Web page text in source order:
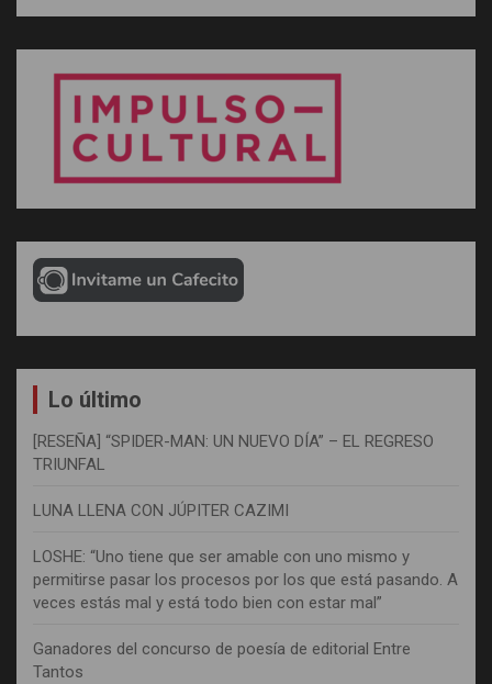
Lo último
[RESEÑA] “SPIDER-MAN: UN NUEVO DÍA” – EL REGRESO
TRIUNFAL
LUNA LLENA CON JÚPITER CAZIMI
LOSHE: “Uno tiene que ser amable con uno mismo y
permitirse pasar los procesos por los que está pasando. A
veces estás mal y está todo bien con estar mal”
Ganadores del concurso de poesía de editorial Entre
Tantos